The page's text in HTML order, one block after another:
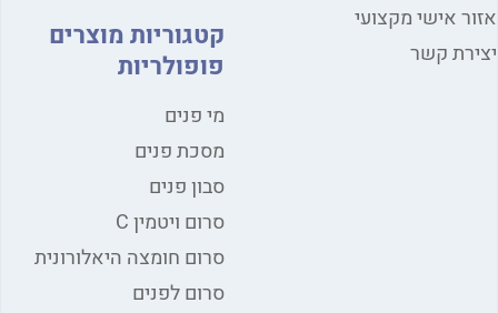
אישי מקצועי
קשר
קטגוריות מוצרים
פופולריות
מי פנים
מסכת פנים
סבון פנים
סרום ויטמין C
סרום חומצה היאלורונית
סרום לפנים